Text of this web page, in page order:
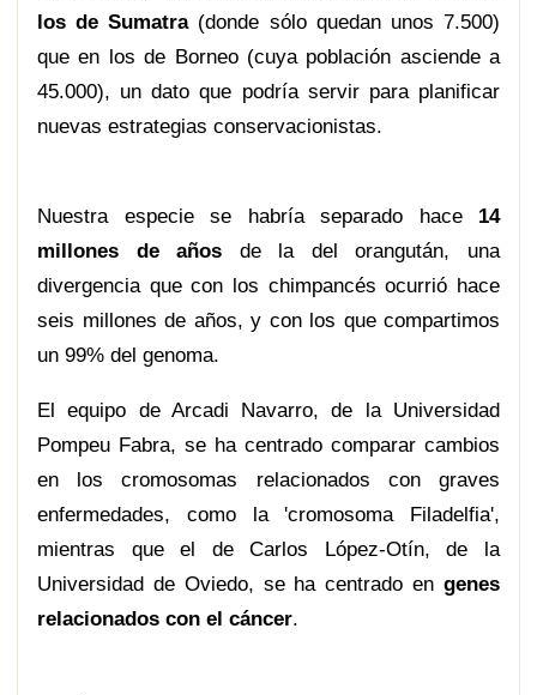
los de Sumatra (donde sólo quedan unos 7.500)
que en los de Borneo (cuya población asciende a
45.000), un dato que podría servir para planificar
nuevas estrategias conservacionistas.
Nuestra especie se habría separado hace 14
millones de años de la del orangután, una
divergencia que con los chimpancés ocurrió hace
seis millones de años, y con los que compartimos
un 99% del genoma.
El equipo de Arcadi Navarro, de la Universidad
Pompeu Fabra, se ha centrado comparar cambios
en los cromosomas relacionados con graves
enfermedades, como la 'cromosoma Filadelfia',
mientras que el de Carlos López-Otín, de la
Universidad de Oviedo, se ha centrado en genes
relacionados con el cáncer.